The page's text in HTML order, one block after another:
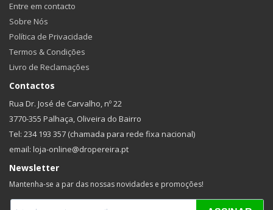
Entre em contacto
Sobre Nós
Política de Privacidade
Termos & Condições
Livro de Reclamações
Contactos
Rua Dr. José de Carvalho, nº 22
3770-355 Palhaça, Oliveira do Bairro
Tel: 234 193 357 (chamada para rede fixa nacional)
email: loja-online@dropereira.pt
Newsletter
Mantenha-se a par das nossas novidades e promoções!